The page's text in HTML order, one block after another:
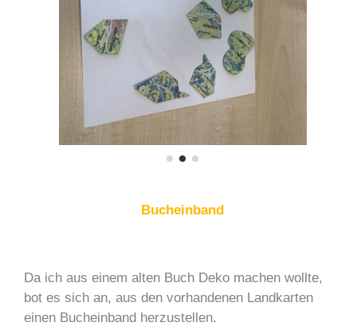
Bucheinband
Da ich aus einem alten Buch Deko machen wollte,
bot es sich an, aus den vorhandenen Landkarten
einen Bucheinband herzustellen.